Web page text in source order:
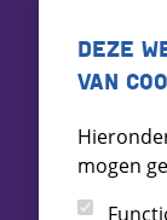
DEZE
VAN
mogen